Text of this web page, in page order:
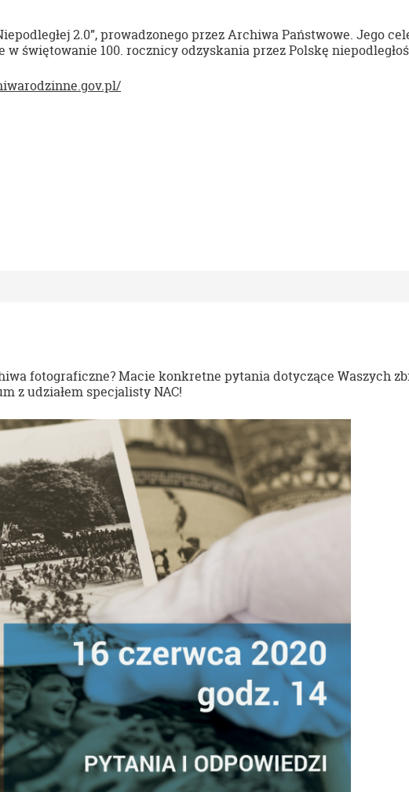
2.0”, prowadzonego przez Archiwa Państwowe. Jego
świętowanie 100. rocznicy odzyskania przez Polskę
fotograficzne? Macie konkretne pytania dotyczące Waszych
z udziałem specjalisty NAC!